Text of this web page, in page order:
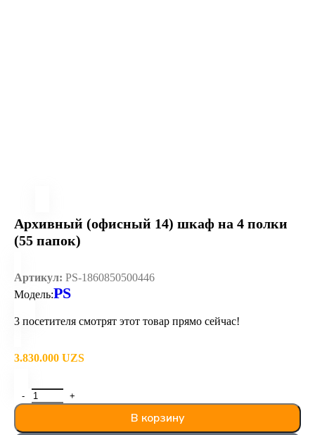
Архивный (офисный 14) шкаф на 4 полки
(55 папок)
Артикул: PS-1860850500446
Модель:PS
3 посетителя смотрят этот товар прямо сейчас!
3.830.000 UZS
В корзину